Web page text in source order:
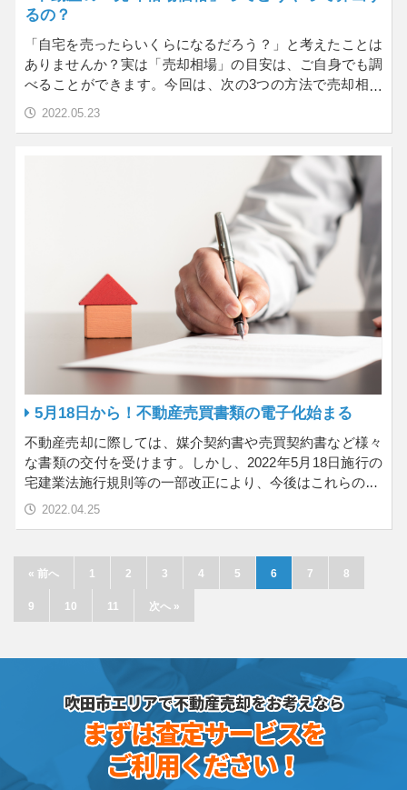
るの？
「自宅を売ったらいくらになるだろう？」と考えたことは
ありませんか？実は「売却相場」の目安は、ご自身でも調
べることができます。今回は、次の3つの方法で売却相場
価格…
2022.05.23
5月18日から！不動産売買書類の電子化始まる
不動産売却に際しては、媒介契約書や売買契約書など様々
な書類の交付を受けます。しかし、2022年5月18日施行の
宅建業法施行規則等の一部改正により、今後はこれらの…
2022.04.25
« 前へ 1 2 3 4 5 6 7 8
9 10 11 次へ »